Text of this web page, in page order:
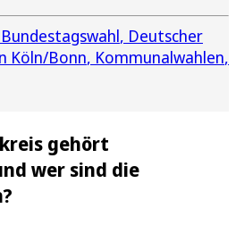
Bundestagswahl Deutscher
Köln/Bonn Kommunalwahlen
gehört
wer sind die